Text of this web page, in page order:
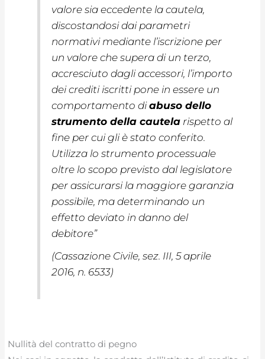
valore sia eccedente la cautela,
discostandosi dai parametri
normativi mediante l’iscrizione per
un valore che supera di un terzo,
accresciuto dagli accessori, l’importo
dei crediti iscritti pone in essere un
comportamento diabuso dello
strumento della cautela rispetto al
fine per cui gli è stato conferito.
Utilizza lo strumento processuale
oltre lo scopo previsto dal legislatore
per assicurarsi la maggiore garanzia
possibile, ma determinando un
effetto deviato in danno del
debitore”
(Cassazione Civile, sez. III, 5 aprile
2016, n. 6533)
Nullità del contratto di pegno